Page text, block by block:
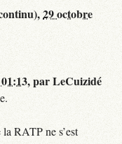
29 octobre
,parLeCuizidé
RATP ne s’est